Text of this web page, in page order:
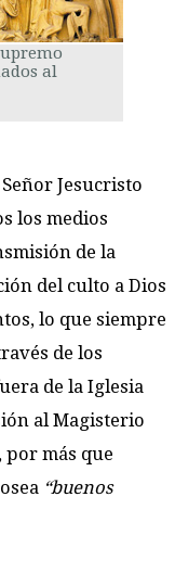
al
Jesucristo
los medios
de la
del culto a Dios
lo que siempre
de los
de la Iglesia
al Magisterio
por más que
“buenos